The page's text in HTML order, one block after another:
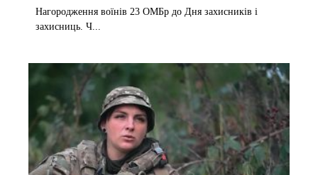
Нагородження воїнів 23 ОМБр до Дня захисників і
захисниць. Ч...